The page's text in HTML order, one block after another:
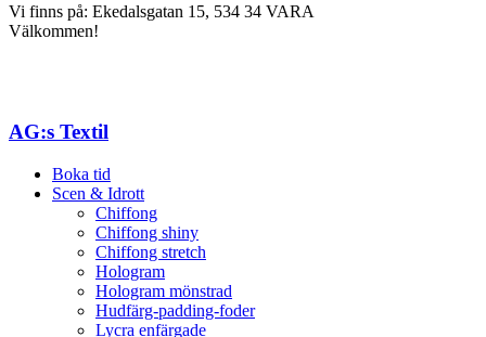
Vi finns på: Ekedalsgatan 15, 534 34 VARA
Välkommen!
AG:s Textil
Boka tid
Scen & Idrott
Chiffong
Chiffong shiny
Chiffong stretch
Hologram
Hologram mönstrad
Hudfärg-padding-foder
Lycra enfärgade